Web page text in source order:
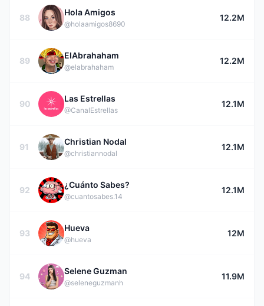
88
Hola Amigos
@holaamigos8690
12.2M
89
ElAbrahaham
@elabrahaham
12.2M
90
Las Estrellas
@CanalEstrellas
12.1M
91
Christian Nodal
@christiannodal
12.1M
92
¿Cuánto Sabes?
@cuantosabes.14
12.1M
93
Hueva
@hueva
12M
94
Selene Guzman
@seleneguzmanh
11.9M